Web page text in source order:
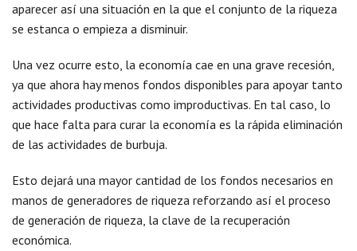
aparecer así una situación en la que el conjunto de la riqueza
se estanca o empieza a disminuir.
Una vez ocurre esto, la economía cae en una grave recesión,
ya que ahora hay menos fondos disponibles para apoyar tanto
actividades productivas como improductivas. En tal caso, lo
que hace falta para curar la economía es la rápida eliminación
de las actividades de burbuja.
Esto dejará una mayor cantidad de los fondos necesarios en
manos de generadores de riqueza reforzando así el proceso
de generación de riqueza, la clave de la recuperación
económica.